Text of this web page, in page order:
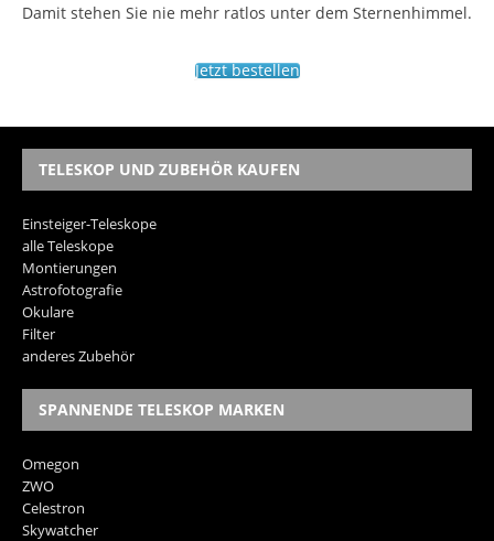
Damit stehen Sie nie mehr ratlos unter dem Sternenhimmel.
Jetzt bestellen
TELESKOP UND ZUBEHÖR KAUFEN
Einsteiger-Teleskope
alle Teleskope
Montierungen
Astrofotografie
Okulare
Filter
anderes Zubehör
SPANNENDE TELESKOP MARKEN
Omegon
ZWO
Celestron
Skywatcher